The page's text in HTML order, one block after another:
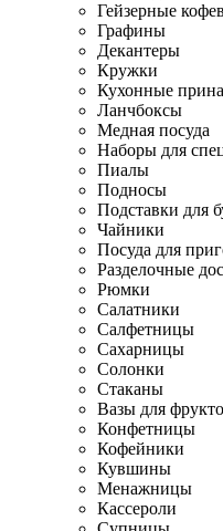
Гейзерные
Графины
Декантеры
Кружки
Кухонные
Ланчбоксы
Медная посуда
Наборы для
Пиалы
Подносы
Подставки для
Чайники
Посуда для
Разделочные
Рюмки
Салатники
Салфетницы
Сахарницы
Солонки
Стаканы
Вазы для
Конфетницы
Кофейники
Кувшины
Менажницы
Кассероли